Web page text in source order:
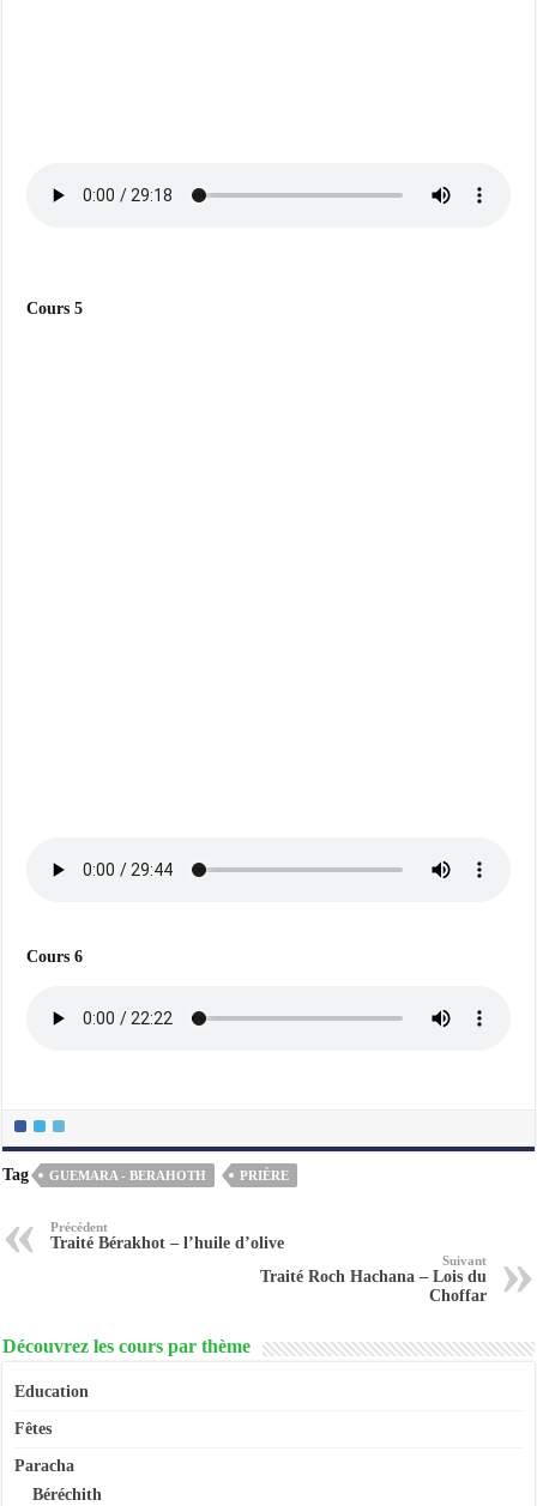
Cours 5
Cours 6
Tag GUEMARA - BERAHOTH PRIÈRE
Précédent
Traité Bérakhot – l’huile d’olive
Suivant
Traité Roch Hachana – Lois du
Choffar
Découvrez les cours par thème
Education
Fêtes
Paracha
Béréchith